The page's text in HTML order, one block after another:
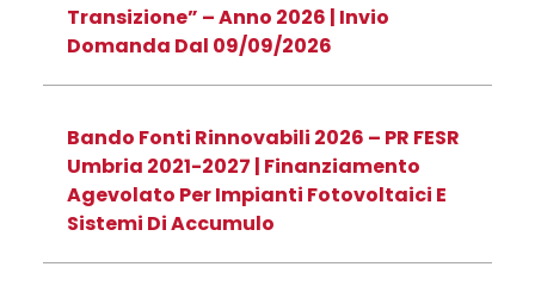
Transizione” – Anno 2026 | Invio
Domanda Dal 09/09/2026
Bando Fonti Rinnovabili 2026 – PR FESR
Umbria 2021-2027 | Finanziamento
Agevolato Per Impianti Fotovoltaici E
Sistemi Di Accumulo